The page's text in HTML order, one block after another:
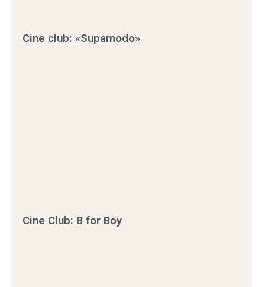
Cine club: «Supamodo»
Cine Club: B for Boy